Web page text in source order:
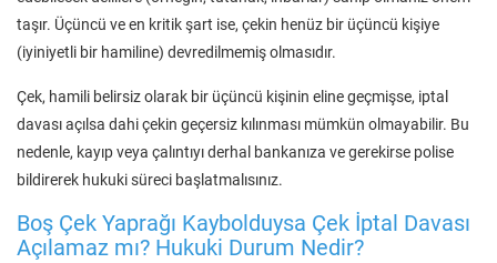
taşır. Üçüncü ve en kritik şart ise, çekin henüz bir üçüncü kişiye
(iyiniyetli bir hamiline) devredilmemiş olmasıdır.
Çek, hamili belirsiz olarak bir üçüncü kişinin eline geçmişse, iptal
davası açılsa dahi çekin geçersiz kılınması mümkün olmayabilir. Bu
nedenle, kayıp veya çalıntıyı derhal bankanıza ve gerekirse polise
bildirerek hukuki süreci başlatmalısınız.
Boş Çek Yaprağı Kaybolduysa Çek İptal Davası
Açılamaz mı? Hukuki Durum Nedir?